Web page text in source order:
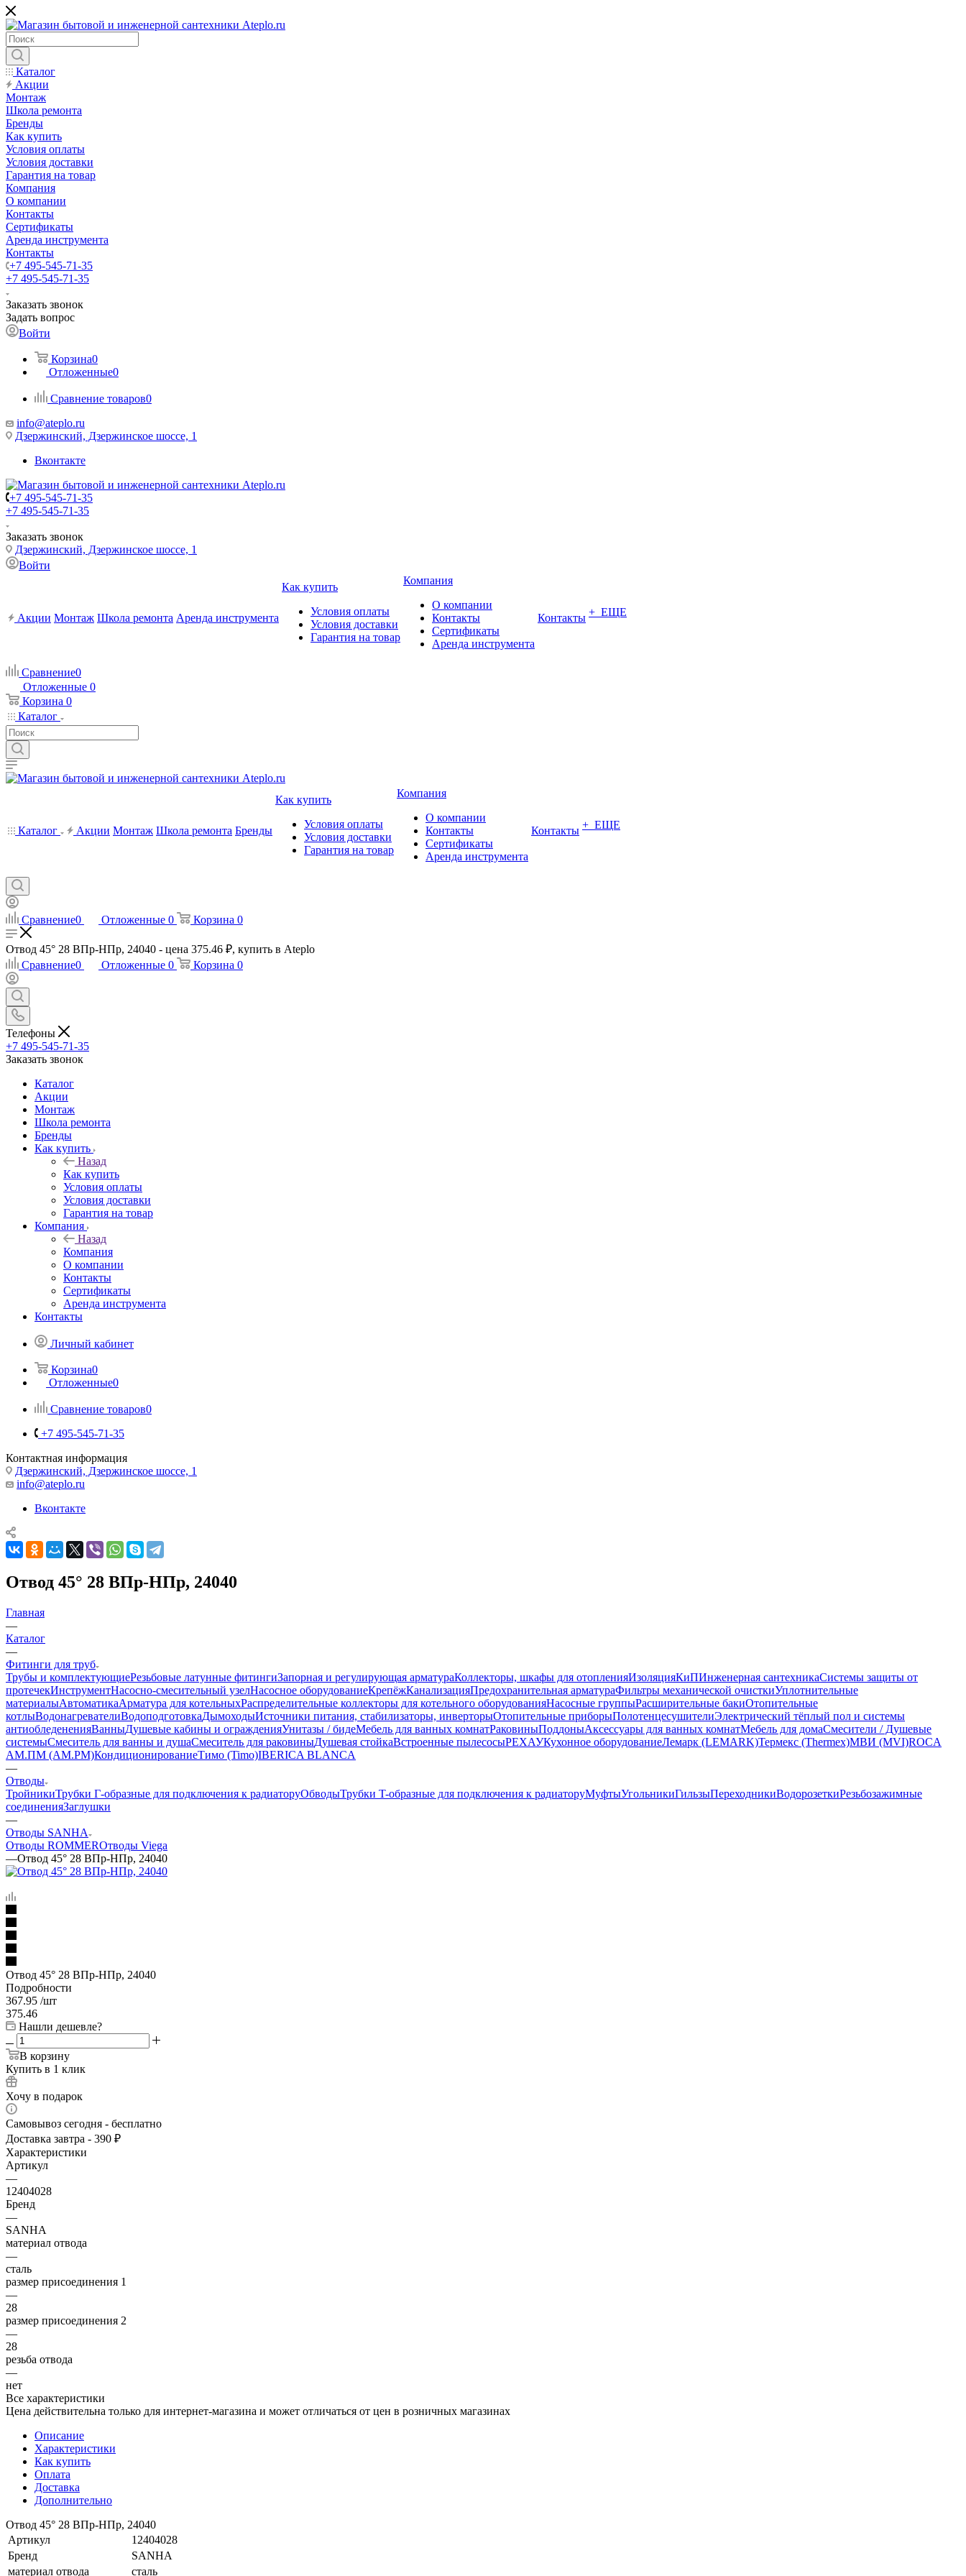
Каталог
Акции
Монтаж
Школа ремонта
Бренды
Как купить
Условия оплаты
Условия доставки
Гарантия на товар
Компания
О компании
Контакты
Сертификаты
Аренда инструмента
Контакты
+7 495-545-71-35
+7 495-545-71-35
Заказать звонок
Задать вопрос
Войти
Корзина0
Отложенные0
Сравнение товаров0
info@ateplo.ru
Дзержинский, Дзержинское шоссе, 1
Вконтакте
+7 495-545-71-35
+7 495-545-71-35
Заказать звонок
Дзержинский, Дзержинское шоссе, 1
Войти
Акции Монтаж Школа ремонта Аренда инструмента
Как купить
Условия оплаты
Условия доставки
Гарантия на товар
Компания
О компании
Контакты
Сертификаты
Аренда инструмента
Контакты + ЕЩЕ
Сравнение0
Отложенные 0
Корзина 0
Каталог
Каталог Акции Монтаж Школа ремонта Бренды
Как купить
Условия оплаты
Условия доставки
Гарантия на товар
Компания
О компании
Контакты
Сертификаты
Аренда инструмента
Контакты + ЕЩЕ
Сравнение0 Отложенные 0 Корзина 0
Отвод 45° 28 ВПр-НПр, 24040 - цена 375.46 ₽, купить в Ateplo
Сравнение0 Отложенные 0 Корзина 0
Телефоны
+7 495-545-71-35
Заказать звонок
Каталог
Акции
Монтаж
Школа ремонта
Бренды
Как купить
Назад
Как купить
Условия оплаты
Условия доставки
Гарантия на товар
Компания
Назад
Компания
О компании
Контакты
Сертификаты
Аренда инструмента
Контакты
Личный кабинет
Корзина0
Отложенные0
Сравнение товаров0
+7 495-545-71-35
Контактная информация
Дзержинский, Дзержинское шоссе, 1
info@ateplo.ru
Вконтакте
Отвод 45° 28 ВПр-НПр, 24040
Главная
—
Каталог
—
Фитинги для труб
Трубы и комплектующиеРезьбовые латунные фитингиЗапорная и регулирующая арматураКоллекторы, шкафы для отопленияИзоляцияКиПИнженерная сантехникаСистемы защиты от
протечекИнструментНасосно-смесительный узелНасосное оборудованиеКрепёжКанализацияПредохранительная арматураФильтры механической очисткиУплотнительные
материалыАвтоматикаАрматура для котельныхРаспределительные коллекторы для котельного оборудованияНасосные группыРасширительные бакиОтопительные
котлыВодонагревателиВодоподготовкаДымоходыИсточники питания, стабилизаторы, инверторыОтопительные приборыПолотенцесушителиЭлектрический тёплый пол и системы
антиобледененияВанныДушевые кабины и огражденияУнитазы / бидеМебель для ванных комнатРаковиныПоддоныАксессуары для ванных комнатМебель для домаСмесители / Душевые
системыСмеситель для ванны и душаСмеситель для раковиныДушевая стойкаВстроенные пылесосыРЕХАУКухонное оборудованиеЛемарк (LEMARK)Термекс (Thermex)МВИ (MVI)ROCA
АМ.ПМ (AM.PM)КондиционированиеТимо (Timo)IBERICA BLANCA
—
Отводы
ТройникиТрубки Г-образные для подключения к радиаторуОбводыТрубки T-образные для подключения к радиаторуМуфтыУгольникиГильзыПереходникиВодорозеткиРезьбозажимные
соединенияЗаглушки
—
Отводы SANHA
Отводы ROMMERОтводы Viega
—Отвод 45° 28 ВПр-НПр, 24040
Отвод 45° 28 ВПр-НПр, 24040
Подробности
367.95 /шт
375.46
Нашли дешевле?
В корзину
Купить в 1 клик
Хочу в подарок
Самовывоз сегодня - бесплатно
Доставка завтра - 390 ₽
Характеристики
Артикул
—
12404028
Бренд
—
SANHA
материал отвода
—
сталь
размер присоединения 1
—
28
размер присоединения 2
—
28
резьба отвода
—
нет
Все характеристики
Цена действительна только для интернет-магазина и может отличаться от цен в розничных магазинах
Описание
Характеристики
Как купить
Оплата
Доставка
Дополнительно
Отвод 45° 28 ВПр-НПр, 24040
Артикул
12404028
Бренд
SANHA
материал отвода
сталь